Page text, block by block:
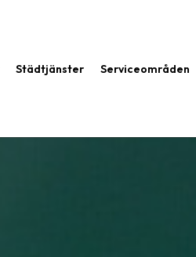
Städtjänster Serviceområden